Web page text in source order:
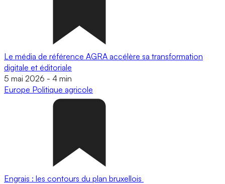
Le média de référence AGRA accélère sa transformation
digitale et éditoriale
5 mai 2026 - 4 min
Europe Politique agricole
Engrais : les contours du plan bruxellois